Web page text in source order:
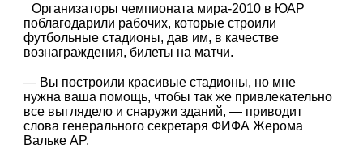
Организаторы чемпионата мира-2010 в ЮАР
поблагодарили рабочих, которые строили
футбольные стадионы, дав им, в качестве
вознаграждения, билеты на матчи.
— Вы построили красивые стадионы, но мне
нужна ваша помощь, чтобы так же привлекательно
все выглядело и снаружи зданий, — приводит
слова генерального секретаря ФИФА Жерома
Вальке AP.